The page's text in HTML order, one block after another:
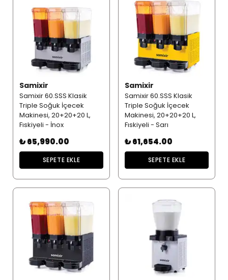
Samixir
Samixir 60.SSS Klasik
Triple Soğuk İçecek
Makinesi, 20+20+20 L,
Fıskiyeli - İnox
₺ 65,990.00
SEPETE EKLE
Samixir
Samixir 60.SSS Klasik
Triple Soğuk İçecek
Makinesi, 20+20+20 L,
Fıskiyeli - Sarı
₺ 61,654.00
SEPETE EKLE